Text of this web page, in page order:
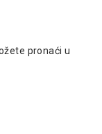
pronaći u